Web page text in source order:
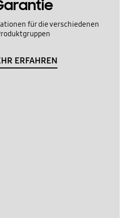
für die verschiedenen
ERFAHREN